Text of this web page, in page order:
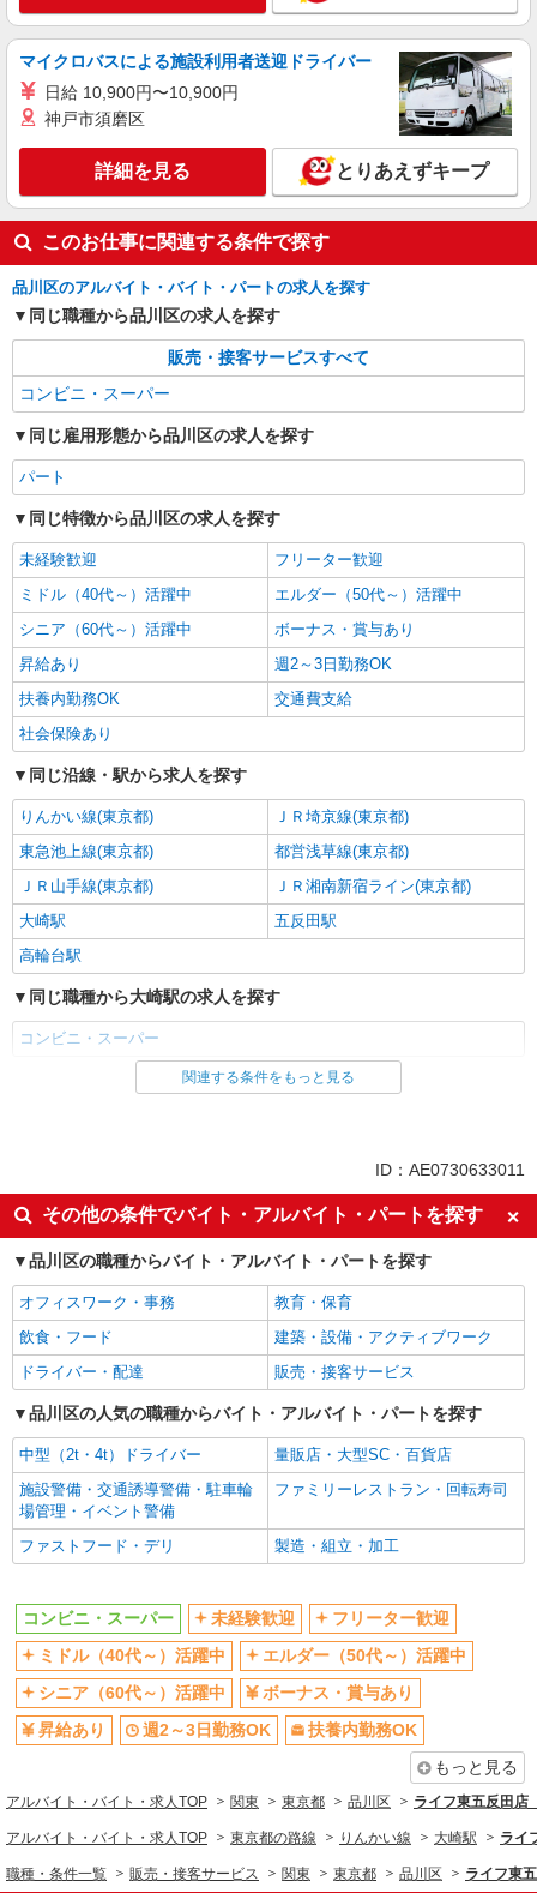
ライフ大崎ニューシティ店（店舗コード878）
ベーカリー
時給1,235円
ライフ大崎ニューシティ店 東京都品川区大崎
キープ 詳細を見る
マイクロバスによる施設利用者送迎ドライバー
日給 10,900円〜10,900円
神戸市須磨区
詳細を見る とりあえずキープ
このお仕事に関連する条件で探す
品川区のアルバイト・バイト・パートの求人を探す
同じ職種から品川区の求人を探す
販売・接客サービスすべて
コンビニ・スーパー
同じ雇用形態から品川区の求人を探す
パート
同じ特徴から品川区の求人を探す
未経験歓迎
フリーター歓迎
ミドル（40代～）活躍中
エルダー（50代～）活躍中
シニア（60代～）活躍中
ボーナス・賞与あり
昇給あり
週2～3日勤務OK
扶養内勤務OK
交通費支給
社会保険あり
同じ沿線・駅から求人を探す
りんかい線(東京都)
ＪＲ埼京線(東京都)
東急池上線(東京都)
都営浅草線(東京都)
ＪＲ山手線(東京都)
ＪＲ湘南新宿ライン(東京都)
大崎駅
五反田駅
高輪台駅
同じ職種から大崎駅の求人を探す
コンビニ・スーパー
同じ雇用形態から大崎駅の求人を探す
未経験歓迎
フリーター歓迎
ミドル（40代～）活躍中
エルダー（50代～）活躍中
シニア（60代～）活躍中
ボーナス・賞与あり
昇給あり
週2～3日勤務OK
扶養内勤務OK
交通費支給
社会保険あり
同じ職種から求人を探す
販売・接客サービス
コンビニ・スーパー
同じ特徴から求人を探す
ボーナス・賞与あり
週2～3日勤務OK
扶養内勤務OK
交通費支給
社会保険あり
関連する条件をもっと見る
ID：AE0730633011
その他の条件でバイト・アルバイト・パートを探す
品川区の職種からバイト・アルバイト・パートを探す
オフィスワーク・事務
教育・保育
飲食・フード
建築・設備・アクティブワーク
ドライバー・配達
販売・接客サービス
品川区の人気の職種からバイト・アルバイト・パートを探す
中型（2t・4t）ドライバー
量販店・大型SC・百貨店
施設警備・交通誘導警備・駐車輪
場管理・イベント警備
ファミリーレストラン・回転寿司
ファストフード・デリ 製造・組立・加工
コンビニ・スーパー 未経験歓迎
フリーター歓迎
ミドル（40代～）活躍中
エルダー（50代～）活躍中
シニア（60代～）活躍中
ボーナス・賞与あり
昇給あり
週2～3日勤務OK
扶養内勤務OK
もっと見る
アルバイト・バイト・求人TOP 関東 東京都 品川区 ライフ東五反田店
アルバイト・バイト・求人TOP 東京都の路線 りんかい線 大崎駅 ライ
職種・条件一覧 販売・接客サービス 関東 東京都 品川区 ライフ東